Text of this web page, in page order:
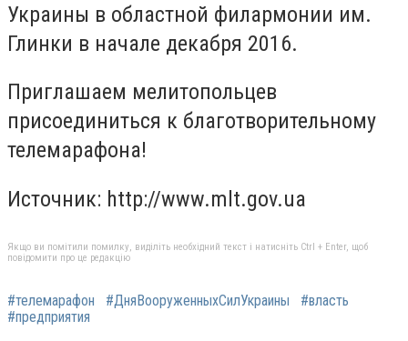
Украины в областной филармонии им.
Глинки в начале декабря 2016.
Приглашаем мелитопольцев
присоединиться к благотворительному
телемарафона!
Источник: http://www.mlt.gov.ua
Якщо ви помітили помилку, виділіть необхідний текст і натисніть Ctrl + Enter, щоб
повідомити про це редакцію
#телемарафон #ДняВооруженныхСилУкраины
#власть
#предприятия